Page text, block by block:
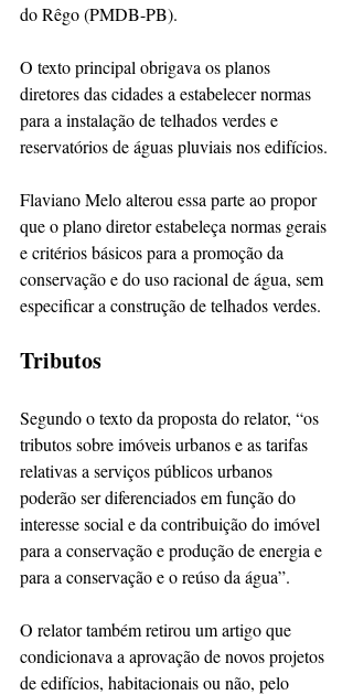
do Rêgo (PMDB-PB).
O texto principal obrigava os planos
diretores das cidades a estabelecer normas
para a instalação de telhados verdes e
reservatórios de águas pluviais nos edifícios.
Flaviano Melo alterou essa parte ao propor
que o plano diretor estabeleça normas gerais
e critérios básicos para a promoção da
conservação e do uso racional de água, sem
especificar a construção de telhados verdes.
Tributos
Segundo o texto da proposta do relator, “os
tributos sobre imóveis urbanos e as tarifas
relativas a serviços públicos urbanos
poderão ser diferenciados em função do
interesse social e da contribuição do imóvel
para a conservação e produção de energia e
para a conservação e o reúso da água”.
O relator também retirou um artigo que
condicionava a aprovação de novos projetos
de edifícios, habitacionais ou não, pelo